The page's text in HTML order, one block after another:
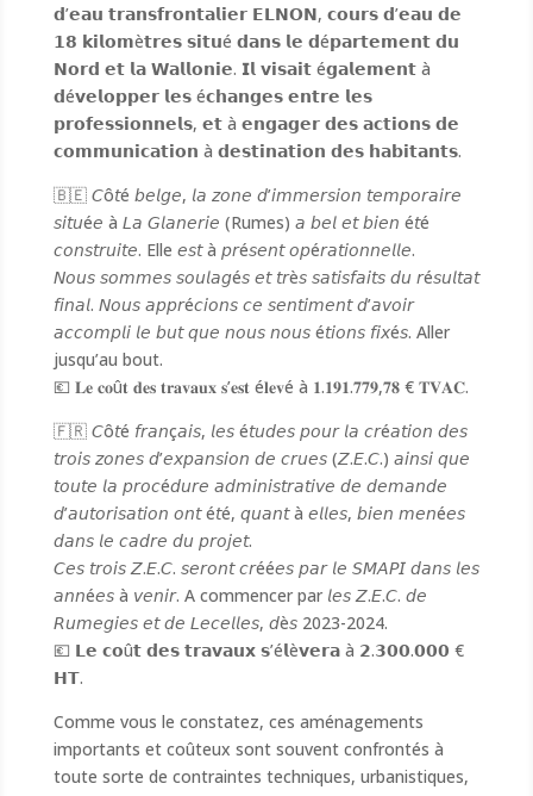
𝗱’𝗲𝗮𝘂 𝘁𝗿𝗮𝗻𝘀𝗳𝗿𝗼𝗻𝘁𝗮𝗹𝗶𝗲𝗿 𝗘𝗟𝗡𝗢𝗡, 𝗰𝗼𝘂𝗿𝘀 𝗱’𝗲𝗮𝘂 𝗱𝗲
𝟭𝟴 𝗸𝗶𝗹𝗼𝗺è𝘁𝗿𝗲𝘀 𝘀𝗶𝘁𝘂é 𝗱𝗮𝗻𝘀 𝗹𝗲 𝗱é𝗽𝗮𝗿𝘁𝗲𝗺𝗲𝗻𝘁 𝗱𝘂
𝗡𝗼𝗿𝗱 𝗲𝘁 𝗹𝗮 𝗪𝗮𝗹𝗹𝗼𝗻𝗶𝗲. 𝗜𝗹 𝘃𝗶𝘀𝗮𝗶𝘁 é𝗴𝗮𝗹𝗲𝗺𝗲𝗻𝘁 à
𝗱é𝘃𝗲𝗹𝗼𝗽𝗽𝗲𝗿 𝗹𝗲𝘀 é𝗰𝗵𝗮𝗻𝗴𝗲𝘀 𝗲𝗻𝘁𝗿𝗲 𝗹𝗲𝘀
𝗽𝗿𝗼𝗳𝗲𝘀𝘀𝗶𝗼𝗻𝗻𝗲𝗹𝘀, 𝗲𝘁 à 𝗲𝗻𝗴𝗮𝗴𝗲𝗿 𝗱𝗲𝘀 𝗮𝗰𝘁𝗶𝗼𝗻𝘀 𝗱𝗲
𝗰𝗼𝗺𝗺𝘂𝗻𝗶𝗰𝗮𝘁𝗶𝗼𝗻 à 𝗱𝗲𝘀𝘁𝗶𝗻𝗮𝘁𝗶𝗼𝗻 𝗱𝗲𝘀 𝗵𝗮𝗯𝗶𝘁𝗮𝗻𝘁𝘀.
🇧🇪 𝘊ô𝘵é 𝘣𝘦𝘭𝘨𝘦, 𝘭𝘢 𝘻𝘰𝘯𝘦 𝘥’𝘪𝘮𝘮𝘦𝘳𝘴𝘪𝘰𝘯 𝘵𝘦𝘮𝘱𝘰𝘳𝘢𝘪𝘳𝘦
𝘴𝘪𝘵𝘶é𝘦 à 𝘓𝘢 𝘎𝘭𝘢𝘯𝘦𝘳𝘪𝘦 (Rumes) 𝘢 𝘣𝘦𝘭 𝘦𝘵 𝘣𝘪𝘦𝘯 é𝘵é
𝘤𝘰𝘯𝘴𝘵𝘳𝘶𝘪𝘵𝘦. Elle 𝘦𝘴𝘵 à 𝘱𝘳é𝘴𝘦𝘯𝘵 𝘰𝘱é𝘳𝘢𝘵𝘪𝘰𝘯𝘯𝘦𝘭𝘭𝘦.
𝘕𝘰𝘶𝘴 𝘴𝘰𝘮𝘮𝘦𝘴 𝘴𝘰𝘶𝘭𝘢𝘨é𝘴 𝘦𝘵 𝘵𝘳è𝘴 𝘴𝘢𝘵𝘪𝘴𝘧𝘢𝘪𝘵𝘴 𝘥𝘶 𝘳é𝘴𝘶𝘭𝘵𝘢𝘵
𝘧𝘪𝘯𝘢𝘭. 𝘕𝘰𝘶𝘴 𝘢𝘱𝘱𝘳é𝘤𝘪𝘰𝘯𝘴 𝘤𝘦 𝘴𝘦𝘯𝘵𝘪𝘮𝘦𝘯𝘵 𝘥’𝘢𝘷𝘰𝘪𝘳
𝘢𝘤𝘤𝘰𝘮𝘱𝘭𝘪 𝘭𝘦 𝘣𝘶𝘵 𝘲𝘶𝘦 𝘯𝘰𝘶𝘴 𝘯𝘰𝘶𝘴 é𝘵𝘪𝘰𝘯𝘴 𝘧𝘪𝘹é𝘴. Aller
jusqu’au bout.
💶 𝐋𝐞 𝐜𝐨û𝐭 𝐝𝐞𝐬 𝐭𝐫𝐚𝐯𝐚𝐮𝐱 𝐬’𝐞𝐬𝐭 é𝐥𝐞𝐯é à 𝟏.𝟏𝟗𝟏.𝟕𝟕𝟗,𝟕𝟖 € 𝐓𝐕𝐀𝐂.
🇫🇷 𝘊ô𝘵é 𝘧𝘳𝘢𝘯ç𝘢𝘪𝘴, 𝘭𝘦𝘴 é𝘵𝘶𝘥𝘦𝘴 𝘱𝘰𝘶𝘳 𝘭𝘢 𝘤𝘳é𝘢𝘵𝘪𝘰𝘯 𝘥𝘦𝘴
𝘵𝘳𝘰𝘪𝘴 𝘻𝘰𝘯𝘦𝘴 𝘥’𝘦𝘹𝘱𝘢𝘯𝘴𝘪𝘰𝘯 𝘥𝘦 𝘤𝘳𝘶𝘦𝘴 (𝘡.𝘌.𝘊.) 𝘢𝘪𝘯𝘴𝘪 𝘲𝘶𝘦
𝘵𝘰𝘶𝘵𝘦 𝘭𝘢 𝘱𝘳𝘰𝘤é𝘥𝘶𝘳𝘦 𝘢𝘥𝘮𝘪𝘯𝘪𝘴𝘵𝘳𝘢𝘵𝘪𝘷𝘦 𝘥𝘦 𝘥𝘦𝘮𝘢𝘯𝘥𝘦
𝘥’𝘢𝘶𝘵𝘰𝘳𝘪𝘴𝘢𝘵𝘪𝘰𝘯 𝘰𝘯𝘵 é𝘵é, 𝘲𝘶𝘢𝘯𝘵 à 𝘦𝘭𝘭𝘦𝘴, 𝘣𝘪𝘦𝘯 𝘮𝘦𝘯é𝘦𝘴
𝘥𝘢𝘯𝘴 𝘭𝘦 𝘤𝘢𝘥𝘳𝘦 𝘥𝘶 𝘱𝘳𝘰𝘫𝘦𝘵.
𝘊𝘦𝘴 𝘵𝘳𝘰𝘪𝘴 𝘡.𝘌.𝘊. 𝘴𝘦𝘳𝘰𝘯𝘵 𝘤𝘳éé𝘦𝘴 𝘱𝘢𝘳 𝘭𝘦 𝘚𝘔𝘈𝘗𝘐 𝘥𝘢𝘯𝘴 𝘭𝘦𝘴
𝘢𝘯𝘯é𝘦𝘴 à 𝘷𝘦𝘯𝘪𝘳. A commencer par 𝘭𝘦𝘴 𝘡.𝘌.𝘊. 𝘥𝘦
𝘙𝘶𝘮𝘦𝘨𝘪𝘦𝘴 𝘦𝘵 𝘥𝘦 𝘓𝘦𝘤𝘦𝘭𝘭𝘦𝘴, 𝘥è𝘴 2023-2024.
💶 𝗟𝗲 𝗰𝗼û𝘁 𝗱𝗲𝘀 𝘁𝗿𝗮𝘃𝗮𝘂𝘅 𝘀’é𝗹è𝘃𝗲𝗿𝗮 à 𝟮.𝟯𝟬𝟬.𝟬𝟬𝟬 €
𝗛𝗧.
Comme vous le constatez, ces aménagements
importants et coûteux sont souvent confrontés à
toute sorte de contraintes techniques, urbanistiques,